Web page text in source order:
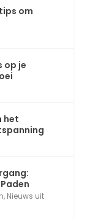
om
op je
het
, Nieuws uit